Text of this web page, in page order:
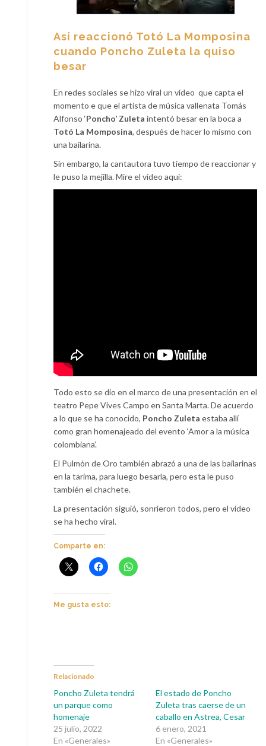
Así reaccionó Totó La Momposina
cuando Poncho Zuleta la quiso
besar
En redes sociales se hizo viral un vídeo que capta el
momento e que el artista de música vallenata Tomás
Alfonso ‘Poncho’ Zuleta intentó besar en la boca a
Totó La Momposina, después de hacer lo mismo con
una bailarina.
Sin embargo, la cantautora tuvo tiempo de reaccionar y
le puso la mejilla. Mire el vídeo aquí:
Todo esto se dio en el marco de una presentación en el
teatro Pepe Vives Campo en Santa Marta. De acuerdo
a lo que se ha conocido, Poncho Zuleta estaba allí
como gran homenajeado del evento ‘Amor a la música
colombiana’.
El Pulmón de Oro también abrazó a una de las bailarinas
en la tarima, para luego besarla, pero esta le puso
también el chachete.
La presentación siguió, sonrieron todos, pero el vídeo
se ha hecho viral.
Comparte en:
Me gusta esto:
Relacionado
Poncho Zuleta tendrá
un parque como
homenaje
25 julio, 2022
En «Generales»
El estado de Poncho
Zuleta tras caerse de un
caballo en Astrea, Cesar
6 enero, 2021
En «Generales»